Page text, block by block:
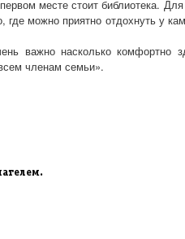
месте стоит библиотека. Для
где можно приятно отдохнуть у
важно насколько комфортно
членам семьи».